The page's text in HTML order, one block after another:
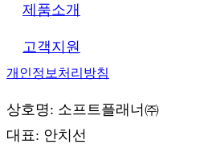
제품소개
고객지원
개인정보처리방침
상호명: 소프트플래너㈜
대표: 안치선